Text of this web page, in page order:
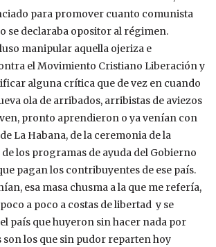
para promover cuanto comunista
se declaraba opositor al régimen.
manipular aquella ojeriza e
el Movimiento Cristiano Liberación y
alguna crítica que de vez en cuando
ola de arribados, arribistas de aviezos
pronto aprendieron o ya venían con
La Habana, de la ceremonia de la
los programas de ayuda del Gobierno
pagan los contribuyentes de ese país.
esa masa chusma a la que me refería,
a poco a costas de libertad y se
país que huyeron sin hacer nada por
los que sin pudor reparten hoy